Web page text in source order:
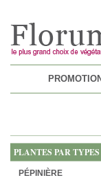
PLANTES PAR TYPES
PÉPINIÈRE